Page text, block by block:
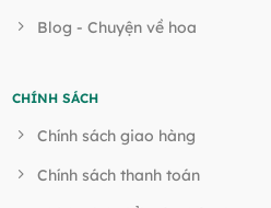
Blog - Chuyện về hoa
CHÍNH SÁCH
Chính sách giao hàng
Chính sách thanh toán